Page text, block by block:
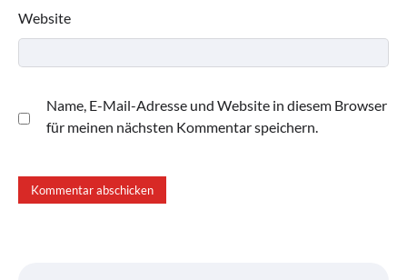
Website
Name, E-Mail-Adresse und Website in diesem Browser
für meinen nächsten Kommentar speichern.